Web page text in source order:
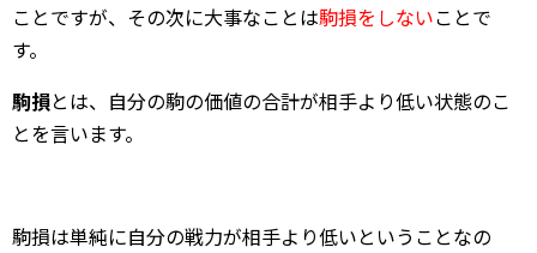
ことですが、その次に大事なことは駒損をしないことで
す。
駒損とは、自分の駒の価値の合計が相手より低い状態のこ
とを言います。
駒損は単純に自分の戦力が相手より低いということなの